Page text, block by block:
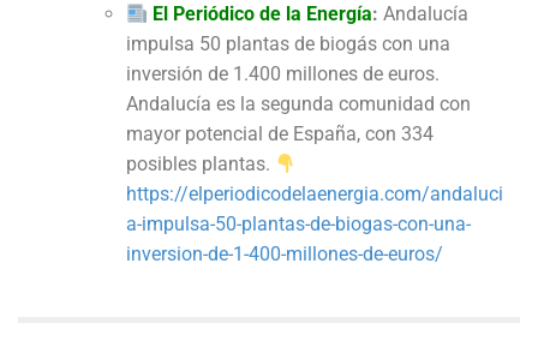
El Periódico de la Energía: Andalucía
impulsa 50 plantas de biogás con una
inversión de 1.400 millones de euros.
Andalucía es la segunda comunidad con
mayor potencial de España, con 334
posibles plantas.
https://elperiodicodelaenergia.com/andaluci
a-impulsa-50-plantas-de-biogas-con-una-
inversion-de-1-400-millones-de-euros/